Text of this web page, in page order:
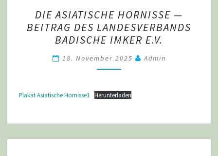
ASIATISCHE
HORNISSE
—
BEITRAG
DES
BADISCHE
E.V.
DIE ASIATISCHE HORNISSE —
BEITRAG DES LANDESVERBANDS
BADISCHE IMKER E.V.
18. November 2025 Admin
Plakat Asiatische Hornisse1 Herunterladen